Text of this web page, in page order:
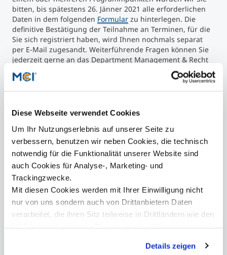
Diese Webseite verwendet Cookies
Um Ihr Nutzungserlebnis auf unserer Seite zu
verbessern, benutzen wir neben Cookies, die technisch
notwendig für die Funktionalität unserer Website sind
auch Cookies für Analyse-, Marketing- und
Trackingzwecke.
Mit diesen Cookies werden mit Ihrer Einwilligung nicht
nur von uns sondern auch von Drittanbietern Daten
verarbeitet, die ihren Sitz teilweise in Drittländern wie den
erklären Ihnen genau, was eine Datenübermittlung in die
Details zeigen
bitten, bis spätestens 26. Jänner 2021 alle erforderlichen
Daten in dem folgenden Formular zu hinterlegen. Die
definitive Bestätigung der Teilnahme an Terminen, für die
Sie sich registriert haben, wird Ihnen nochmals separat
per E-Mail zugesandt. Weiterführende Fragen können Sie
jederzeit gerne an das Department Management & Recht
( office-mr@mci.edu)
Wir würden uns sehr freuen, wenn sich für Sie ein
Sie im Rahmen unserer entsprechenden Veranstaltung
Programm der Virtual Study Tour 2021. Foto: MCI
Mehr Informationen
International Business & Law | Master